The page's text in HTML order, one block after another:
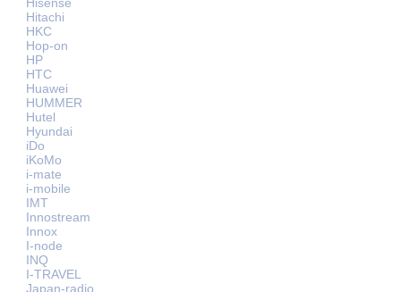
Hitachi
HKC
Hop-on
HP
HTC
Huawei
HUMMER
Hutel
Hyundai
iDo
iKoMo
i-mate
i-mobile
IMT
Innostream
Innox
I-node
INQ
I-TRAVEL
Japan-radio